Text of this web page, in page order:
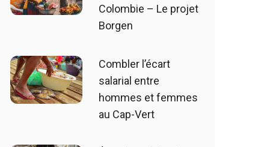
Colombie – Le projet
Borgen
Combler l’écart
salarial entre
hommes et femmes
au Cap-Vert